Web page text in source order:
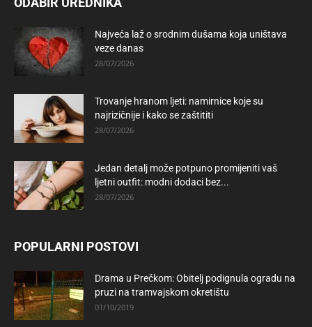
Najveća laž o srodnim dušama koja uništava
veze danas
28/07/2026
Trovanje hranom ljeti: namirnice koje su
najrizičnije i kako se zaštititi
28/07/2026
Jedan detalj može potpuno promijeniti vaš
ljetni outfit: modni dodaci bez...
28/07/2026
POPULARNI POSTOVI
Drama u Prečkom: Obitelj podignula ogradu na
pruzi na tramvajskom okretištu
01/10/2019